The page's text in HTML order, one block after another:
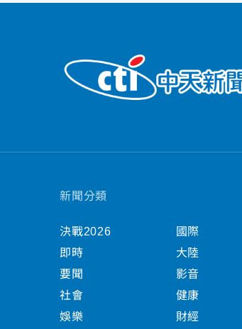
新聞分類
決戰2026
即時
要聞
社會
娛樂
國際
大陸
影音
健康
財經